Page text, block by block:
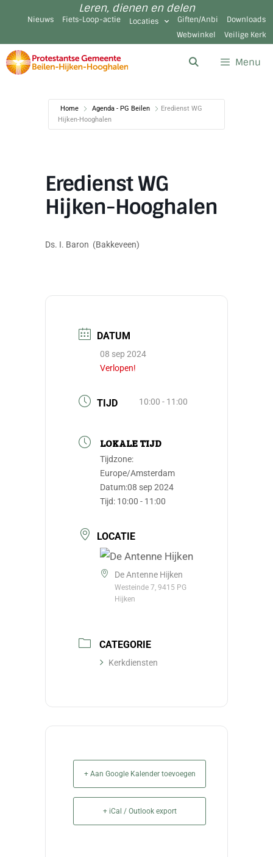
Leren, dienen en delen
Nieuws Fiets-Loop-actie Locaties Giften/Anbi
Downloads
Webwinkel
Veilige Kerk
Menu
Home Agenda - PG Beilen
Eredienst WG
Hijken-Hooghalen
Eredienst WG
Hijken-Hooghalen
Ds. I. Baron (Bakkeveen)
DATUM
08 sep 2024
Verlopen!
TIJD 10:00 - 11:00
LOKALE TIJD
Tijdzone:
Europe/Amsterdam
Datum:08 sep 2024
Tijd: 10:00 - 11:00
LOCATIE
De Antenne Hijken
Westeinde 7, 9415 PG
Hijken
CATEGORIE
Kerkdiensten
+ Aan Google Kalender toevoegen
+ iCal / Outlook export